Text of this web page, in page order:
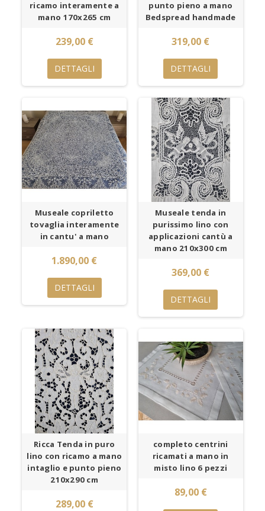
ricamo interamente a
mano 170x265 cm
239,00 €
DETTAGLI
punto pieno a mano
Bedspread handmade
319,00 €
DETTAGLI
Museale copriletto
tovaglia interamente
in cantu' a mano
1.890,00 €
DETTAGLI
Museale tenda in
purissimo lino con
applicazioni cantù a
mano 210x300 cm
369,00 €
DETTAGLI
Ricca Tenda in puro
lino con ricamo a mano
intaglio e punto pieno
210x290 cm
289,00 €
completo centrini
ricamati a mano in
misto lino 6 pezzi
89,00 €